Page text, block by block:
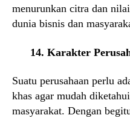
menurunkan citra dan
dunia bisnis dan
14. Karakter
Suatu perusahaan perlu
khas agar mudah
masyarakat. Dengan